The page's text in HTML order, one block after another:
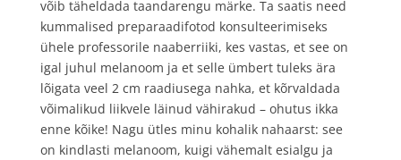
võib täheldada taandarengu märke. Ta saatis need
kummalised preparaadifotod konsulteerimiseks
ühele professorile naaberriiki, kes vastas, et see on
igal juhul melanoom ja et selle ümbert tuleks ära
lõigata veel 2 cm raadiusega nahka, et kõrvaldada
võimalikud liikvele läinud vähirakud – ohutus ikka
enne kõike! Nagu ütles minu kohalik nahaarst: see
on kindlasti melanoom, kuigi vähemalt esialgu ja